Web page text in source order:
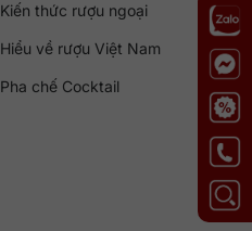
Kiến thức rượu ngoại
Hiểu về rượu Việt Nam
Pha chế Cocktail